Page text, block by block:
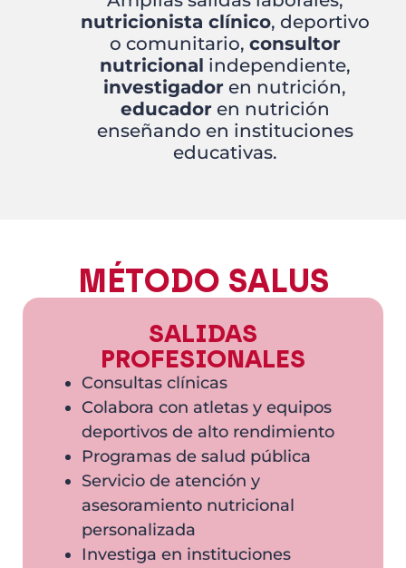
nutricionista clínico, deportivo
o comunitario, consultor
nutricional independiente,
investigador en nutrición,
educadoren nutrición
enseñando en instituciones
educativas.
MÉTODO SALUS
SALIDAS
PROFESIONALES
Consultas clínicas
Colabora con atletas y equipos
deportivos de alto rendimiento
Programas de salud pública
Servicio de atención y
asesoramiento nutricional
personalizada
Investiga en instituciones